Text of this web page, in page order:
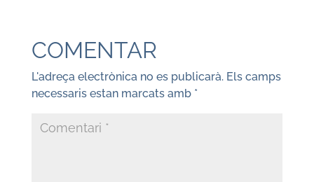
COMENTAR
L'adreça electrònica no es publicarà. Els camps
necessaris estan marcats amb *